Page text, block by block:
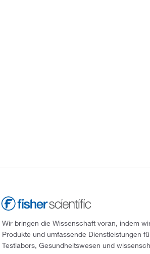
Wir bringen die Wissenschaft voran, indem
Produkte und umfassende Dienstleistungen
Testlabors, Gesundheitswesen und